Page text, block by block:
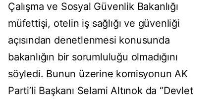
Çalışma ve Sosyal Güvenlik Bakanlığı
müfettişi, otelin iş sağlığı ve güvenliği
açısından denetlenmesi konusunda
bakanlığın bir sorumluluğu olmadığını
söyledi. Bunun üzerine komisyonun AK
Parti’li Başkanı Selami Altınok da “Devlet